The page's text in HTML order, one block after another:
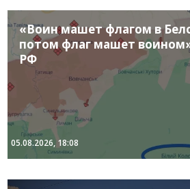
«Воин машет флагом в
потом флаг машет
РФ
05.08.2026, 18:08